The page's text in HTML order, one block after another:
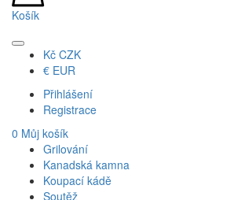
Košík
Kč CZK
€ EUR
Přihlášení
Registrace
0 Můj košík
Grilování
Kanadská kamna
Koupací kádě
Soutěž